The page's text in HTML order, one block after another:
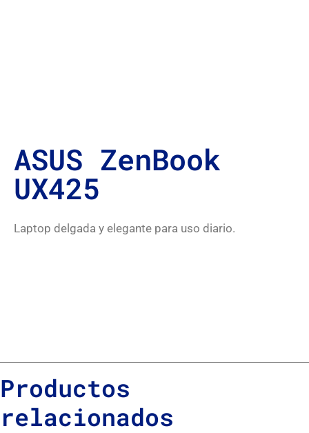
ASUS ZenBook
UX425
Laptop delgada y elegante para uso diario.
Productos
relacionados